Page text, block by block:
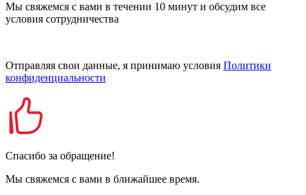
Мы свяжемся с вами в течении 10 минут и обсудим все
условия сотрудничества
Отправляя свои данные, я принимаю условия Политики
конфиденциальности
Спасибо за обращение!
Мы свяжемся с вами в ближайшее время.